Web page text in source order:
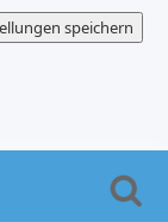
speichern